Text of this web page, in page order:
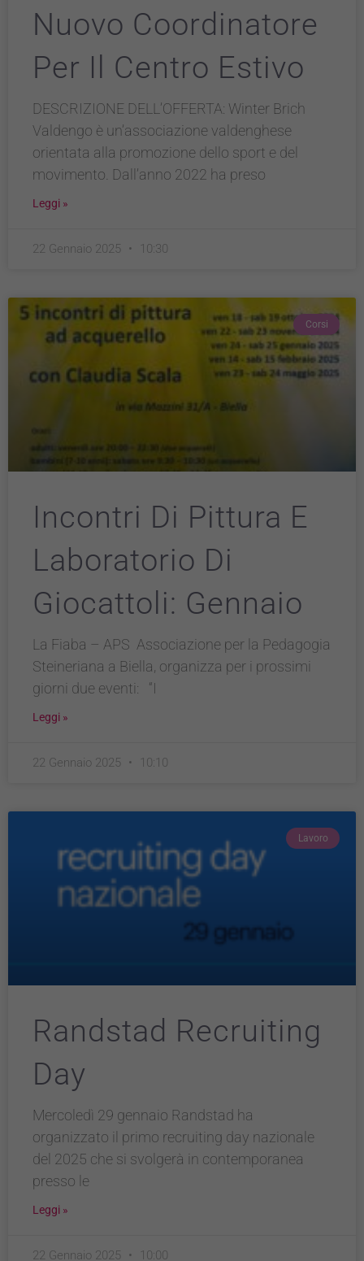
Nuovo Coordinatore
Per Il Centro Estivo
DESCRIZIONE DELL’OFFERTA: Winter Brich
Valdengo è un’associazione valdenghese
orientata alla promozione dello sport e del
movimento. Dall’anno 2022 ha preso
Leggi »
22 Gennaio 2025 10:30
Corsi
Incontri Di Pittura E
Laboratorio Di
Giocattoli: Gennaio
La Fiaba – APS Associazione per la Pedagogia
Steineriana a Biella, organizza per i prossimi
giorni due eventi: “I
Leggi »
22 Gennaio 2025 10:10
Lavoro
Randstad Recruiting
Day
Mercoledì 29 gennaio Randstad ha
organizzato il primo recruiting day nazionale
del 2025 che si svolgerà in contemporanea
presso le
Leggi »
22 Gennaio 2025 10:00